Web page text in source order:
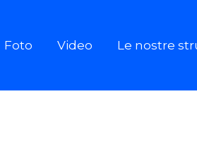
Foto Video Le nostre